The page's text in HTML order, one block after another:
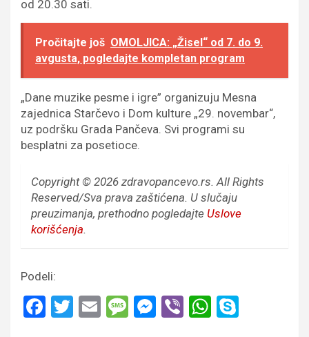
od 20.30 sati.
Pročitajte još OMOLJICA: „Žisel“ od 7. do 9.
avgusta, pogledajte kompletan program
„Dane muzike pesme i igre” organizuju Mesna
zajednica Starčevo i Dom kulture „29. novembar“,
uz podršku Grada Pančeva. Svi programi su
besplatni za posetioce.
Copyright © 2026 zdravopancevo.rs. All Rights
Reserved/Sva prava zaštićena. U slučaju
preuzimanja, prethodno pogledajte Uslove
korišćenja.
Podeli:
F
T
E
M M Vi W